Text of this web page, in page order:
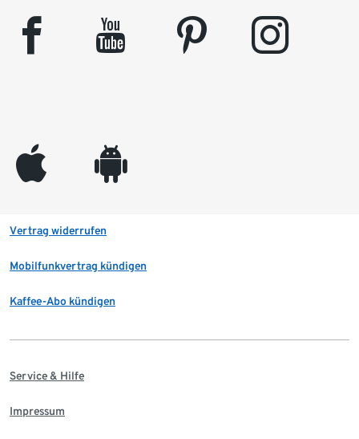
facebook youtube pinterest instagram
appleinc android
Vertrag widerrufen
Mobilfunkvertrag kündigen
Kaffee-Abo kündigen
Service & Hilfe
Impressum